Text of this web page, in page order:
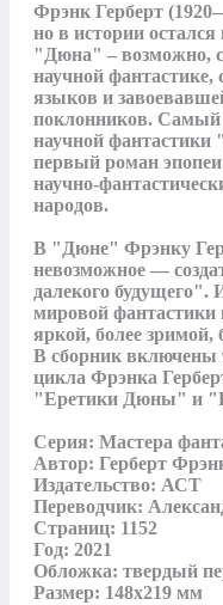
Фрэнк Герберт
но в истории
"Дюна" – возможно,
научной фантастике,
языков и
поклонников.
научной
первый роман
научно-
народов.
В "Дюне" Фрэнку
невозможное —
далекого будущего".
мировой фантастики
яркой, более
В сборник включены
цикла Фрэнка
"Еретики Дюны" и
Серия: Мастера
Автор: Герберт
Издательство: АСТ
Переводчик:
Страниц: 1152
Год: 2021
Обложка: твердый
Размер: 148x219 мм